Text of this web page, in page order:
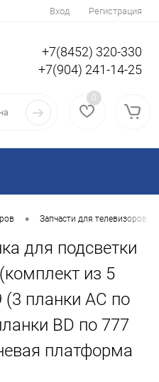
Вход Регистрация
+7(8452) 320-330
+7(904) 241-14-25
0
• Запчасти для телевизоров
для подсветки
из 5
(3 планки AC по
BD по 777
платформа